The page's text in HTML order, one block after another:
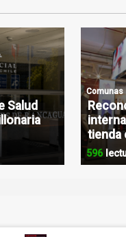
Salud
Comunas
tienda
596